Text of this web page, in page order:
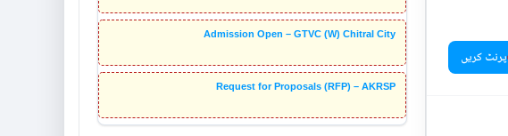
Admission Open – GTVC (W) Chitral City
Request for Proposals (RFP) – AKRSP
پرنٹ کریں